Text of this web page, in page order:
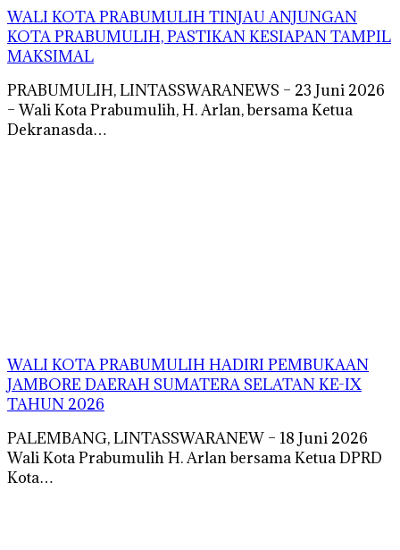
WALI KOTA PRABUMULIH TINJAU ANJUNGAN
KOTA PRABUMULIH, PASTIKAN KESIAPAN TAMPIL
MAKSIMAL
PRABUMULIH, LINTASSWARANEWS – 23 Juni 2026
– Wali Kota Prabumulih, H. Arlan, bersama Ketua
Dekranasda…
WALI KOTA PRABUMULIH HADIRI PEMBUKAAN
JAMBORE DAERAH SUMATERA SELATAN KE-IX
TAHUN 2026
PALEMBANG, LINTASSWARANEW – 18 Juni 2026
Wali Kota Prabumulih H. Arlan bersama Ketua DPRD
Kota…